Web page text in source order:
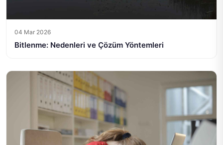
04 Mar 2026
Bitlenme: Nedenleri ve Çözüm Yöntemleri